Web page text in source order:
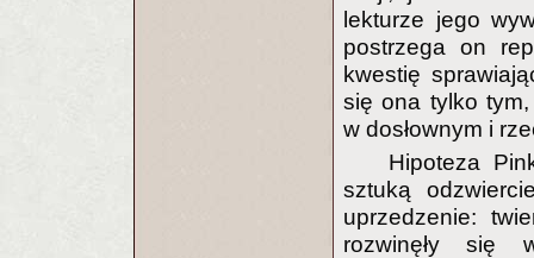
lekturze jego
postrzega on
kwestię
się ona tylko
w dosłownym i
Hipoteza
sztuką
uprzedzenie:
rozwinęły się